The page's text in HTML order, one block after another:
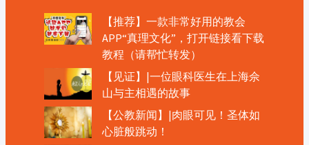
【推荐】一款非常好用的教会
APP“真理文化”，打开链接看下载
教程（请帮忙转发）
【见证】|一位眼科医生在上海佘
山与主相遇的故事
【公教新闻】|肉眼可见！圣体如
心脏般跳动！